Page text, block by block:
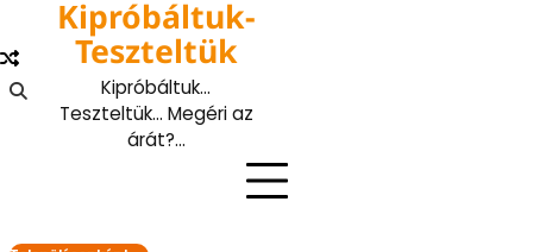
content
Kipróbáltuk-
Teszteltük
Kipróbáltuk…
Teszteltük… Megéri az
árát?…